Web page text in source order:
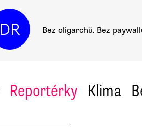
DR Bez oligarchů. Bez
Reportérky Klima